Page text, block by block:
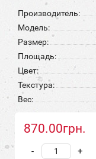
Производитель:
Модель:
Размер:
Площадь:
Цвет:
Текстура:
Вес:
870.00грн.
+
-